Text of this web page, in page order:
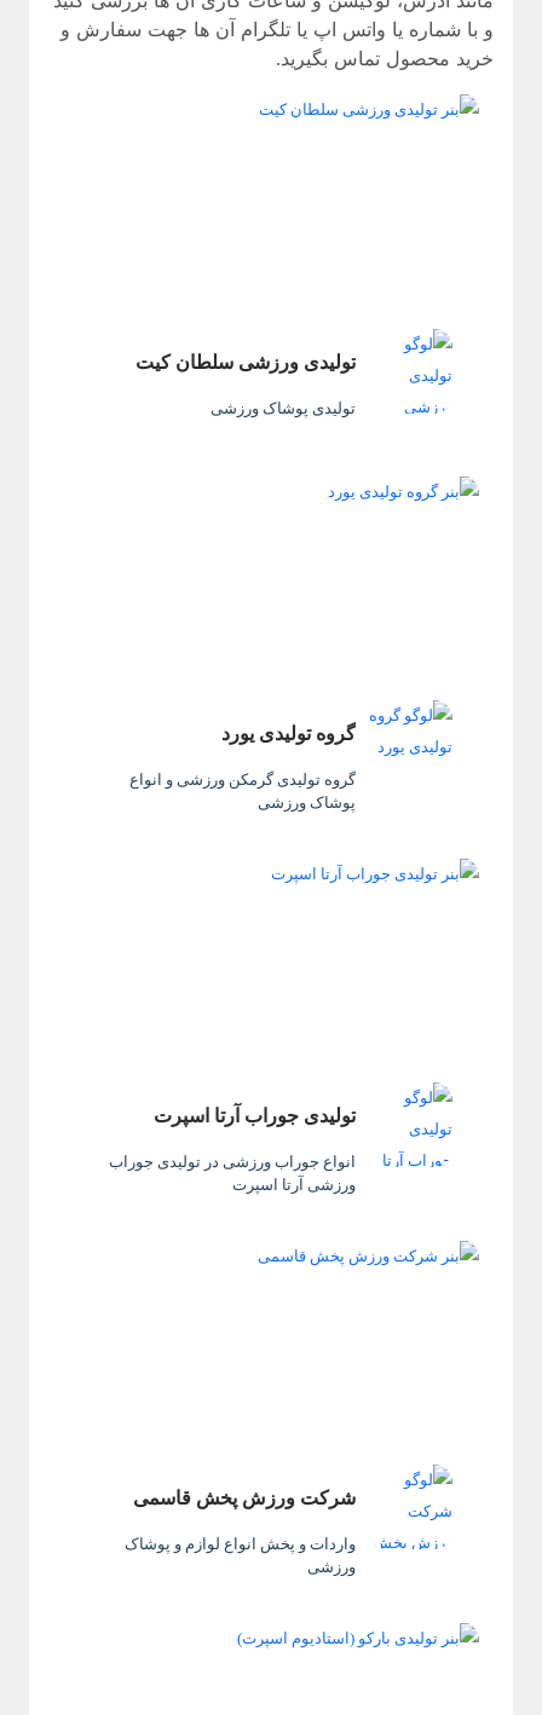
و با شماره یا واتس اپ یا تلگرام آن ها جهت سفارش و
خرید محصول تماس بگیرید.
تولیدی ورزشی سلطان کیت
تولیدی پوشاک ورزشی
گروه تولیدی یورد
گروه تولیدی گرمکن ورزشی و انواع
پوشاک ورزشی
تولیدی جوراب آرتا اسپرت
انواع جوراب ورزشی در تولیدی جوراب
ورزشی آرتا اسپرت
شرکت ورزش پخش قاسمی
واردات و پخش انواع لوازم و پوشاک
ورزشی